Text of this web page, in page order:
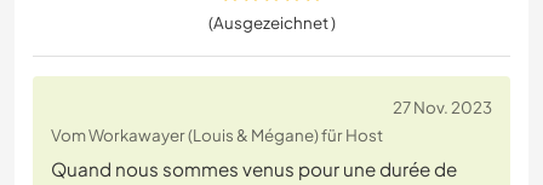
(Ausgezeichnet )
27 Nov. 2023
Vom Workawayer (Louis & Mégane) für Host
Quand nous sommes venus pour une durée de